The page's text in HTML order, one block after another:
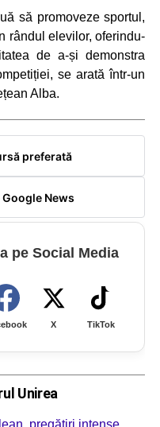
să promoveze sportul,
rândul elevilor, oferindu-
de a-și demonstra
se arată într-un
Alba.
preferată
News
pe Social Media
X TikTok
Unirea
pregătiri intense